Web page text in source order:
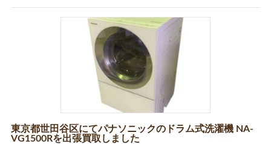
東京都世田谷区にてパナソニックのドラム式洗濯機 NA-
VG1500Rを出張買取しました